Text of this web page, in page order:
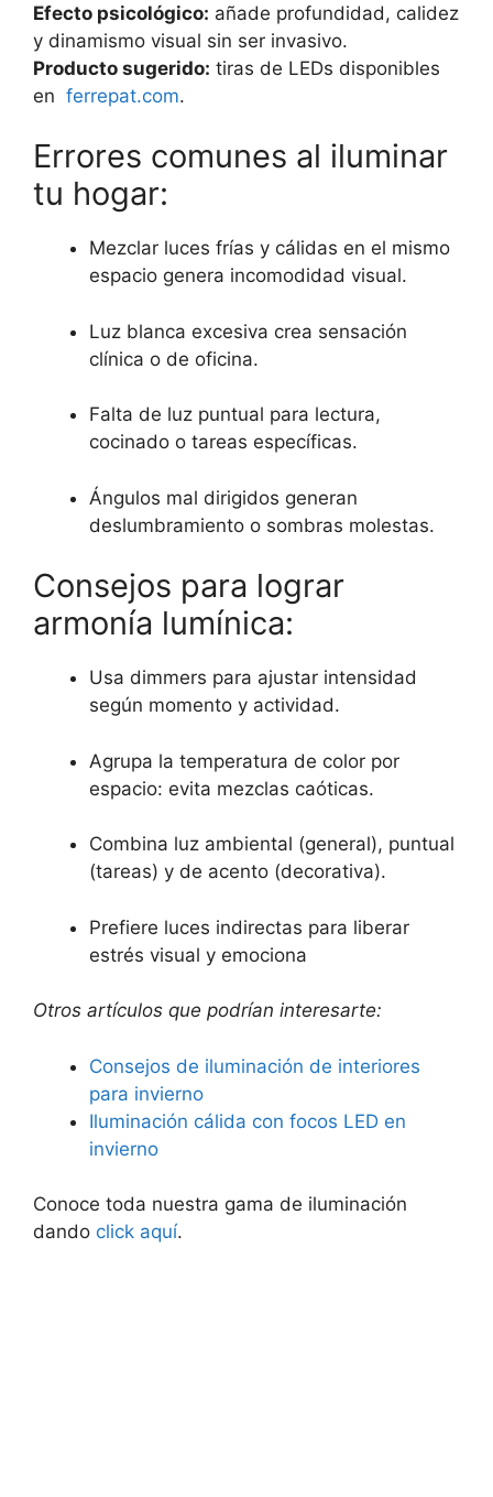
Efecto psicológico: añade profundidad, calidez
y dinamismo visual sin ser invasivo.
Producto sugerido: tiras de LEDs disponibles
en ferrepat.com.
Errores comunes al iluminar
tu hogar:
Mezclar luces frías y cálidas en el mismo
espacio genera incomodidad visual.
Luz blanca excesiva crea sensación
clínica o de oficina.
Falta de luz puntual para lectura,
cocinado o tareas específicas.
Ángulos mal dirigidos generan
deslumbramiento o sombras molestas.
Consejos para lograr
armonía lumínica:
Usa dimmers para ajustar intensidad
según momento y actividad.
Agrupa la temperatura de color por
espacio: evita mezclas caóticas.
Combina luz ambiental (general), puntual
(tareas) y de acento (decorativa).
Prefiere luces indirectas para liberar
estrés visual y emociona
Otros artículos que podrían interesarte:
Consejos de iluminación de interiores
para invierno
Iluminación cálida con focos LED en
invierno
Conoce toda nuestra gama de iluminación
dando click aquí.